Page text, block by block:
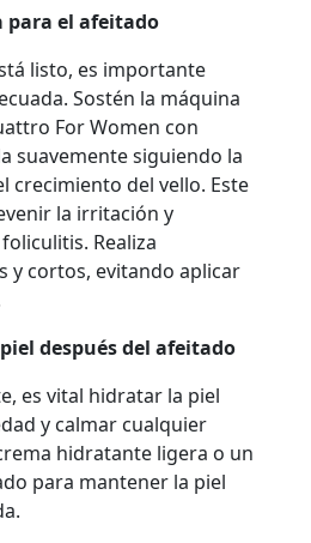
para el afeitado
listo, es importante
Sostén la máquina
For Women con
suavemente siguiendo la
crecimiento del vello. Este
la irritación y
Realiza
y cortos, evitando aplicar
después del afeitado
es vital hidratar la piel
y calmar cualquier
hidratante ligera o un
para mantener la piel